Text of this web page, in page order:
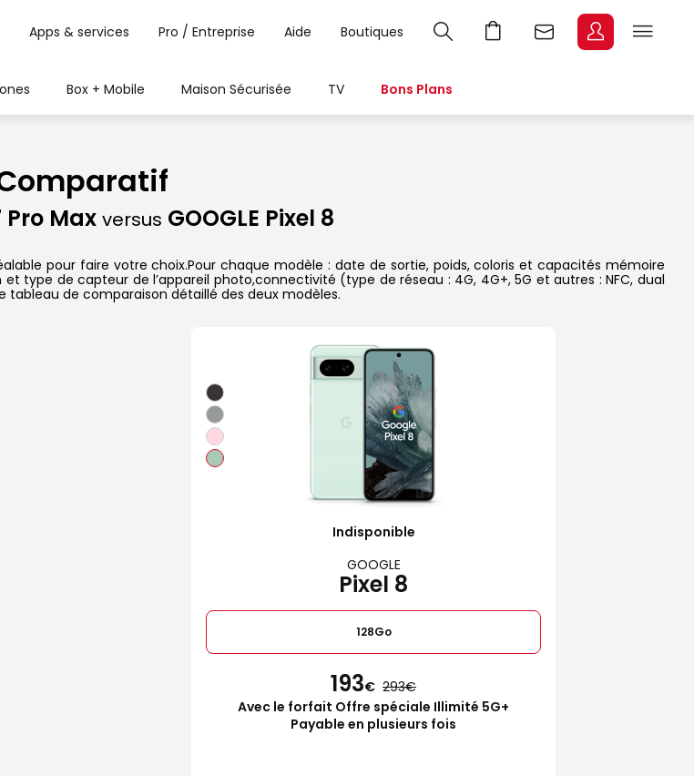
Apps & services Pro / Entreprise Aide Boutiques
Box + Mobile Maison Sécurisée TV Bons Plans
Pro Max versus GOOGLE Pixel 8
pour faire votre choix.Pour chaque modèle : date de sortie, poids, coloris et capacités mémoire
type de capteur de l’appareil photo,connectivité (type de réseau : 4G, 4G+, 5G et autres : NFC, dual
de comparaison détaillé des deux modèles.
Indisponible
GOOGLE
Pixel 8
128Go
193€ 293
Avec le forfait Offre spéciale Illimité 5G+
Payable en plusieurs fois